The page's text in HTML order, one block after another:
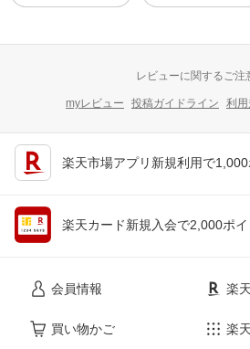
レビューに関するご注
myレビュー 投稿ガイドライン 利用
楽天市場アプリ新規利用で1,000
楽天カード新規入会で2,000ポイ
会員情報
買い物かご
楽
楽